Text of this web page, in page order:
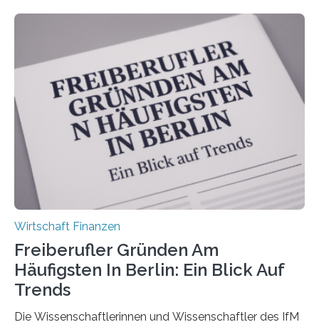
Bundesverbands Deutscher Versicherungskaufleute e.V.
durchgeführt haben. Die Studie basiert auf den
Antworten von 1.440 selbstständigen
Versicherungsvertreter*innen und -makler*innen. Ein
Ergebnis: Deutlich mehr als die Hälfte der Befragten ist
über 50 Jahre alt und wird in den nächsten Jahren eine
Nachfolgeregelung benötigen. Aber nur ein Drittel hat
bereits Regelungen…
Wirtschaft Finanzen
Freiberufler Gründen Am
Häufigsten In Berlin: Ein Blick Auf
Trends
Die Wissenschaftlerinnen und Wissenschaftler des IfM